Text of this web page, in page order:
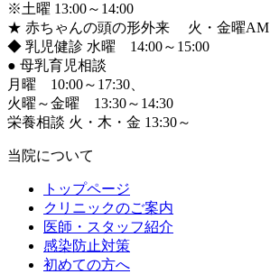
※土曜 13:00～14:00
★ 赤ちゃんの頭の形外来 火・金曜AM
◆ 乳児健診 水曜 14:00～15:00
● 母乳育児相談
月曜 10:00～17:30、
火曜～金曜 13:30～14:30
栄養相談 火・木・金 13:30～
当院について
トップページ
クリニックのご案内
医師・スタッフ紹介
感染防止対策
初めての方へ